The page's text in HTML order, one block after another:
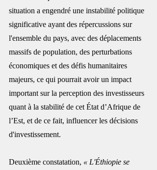
situation a engendré une instabilité politique
significative ayant des répercussions sur
l'ensemble du pays, avec des déplacements
massifs de population, des perturbations
économiques et des défis humanitaires
majeurs, ce qui pourrait avoir un impact
important sur la perception des investisseurs
quant à la stabilité de cet État d’Afrique de
l’Est, et de ce fait, influencer les décisions
d'investissement.
Deuxième constatation, « L'Éthiopie se